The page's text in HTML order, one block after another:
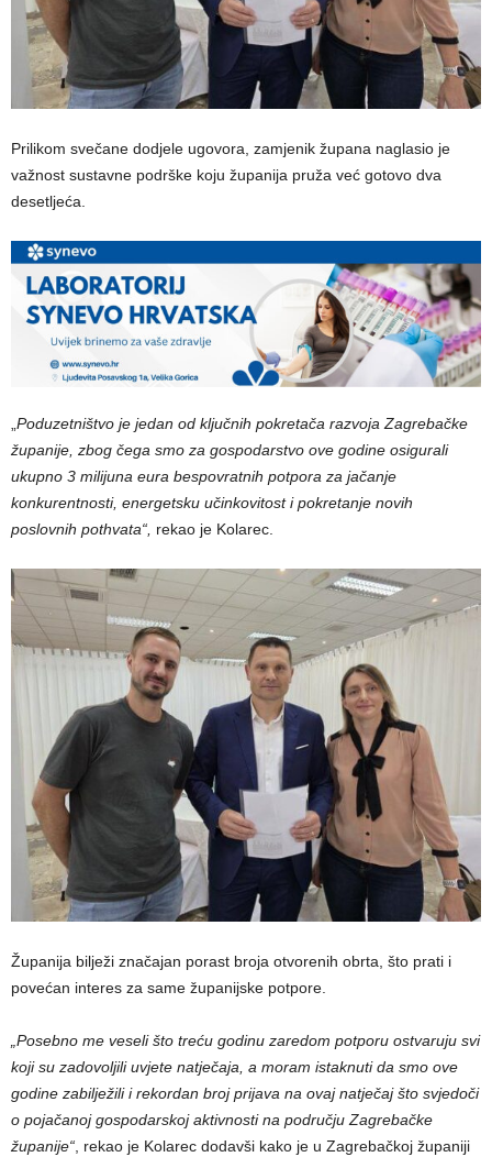
Prilikom svečane dodjele ugovora, zamjenik župana naglasio je
važnost sustavne podrške koju županija pruža već gotovo dva
desetljeća.
„Poduzetništvo je jedan od ključnih pokretača razvoja Zagrebačke
županije, zbog čega smo za gospodarstvo ove godine osigurali
ukupno 3 milijuna eura bespovratnih potpora za jačanje
konkurentnosti, energetsku učinkovitost i pokretanje novih
poslovnih pothvata“, rekao je Kolarec.
Županija bilježi značajan porast broja otvorenih obrta, što prati i
povećan interes za same županijske potpore.
„Posebno me veseli što treću godinu zaredom potporu ostvaruju svi
koji su zadovoljili uvjete natječaja, a moram istaknuti da smo ove
godine zabilježili i rekordan broj prijava na ovaj natječaj što svjedoči
o pojačanoj gospodarskoj aktivnosti na području Zagrebačke
županije“, rekao je Kolarec dodavši kako je u Zagrebačkoj županiji